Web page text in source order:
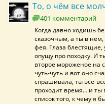
То, о чём все
401 комментарий
Когда давно ходишь
сказочным, а ты в
фея. Глаза блестящие,
опущу про походку. И
второе мороженое на
чуть-чуть и вот оно
спрашивала, ты всё-
проходит время… и
список того, к чему я